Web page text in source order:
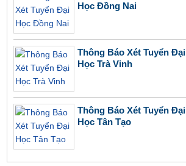
Học Đồng Nai
Thông Báo Xét Tuyển Đại
Học Trà Vinh
Thông Báo Xét Tuyển Đại
Học Tân Tạo